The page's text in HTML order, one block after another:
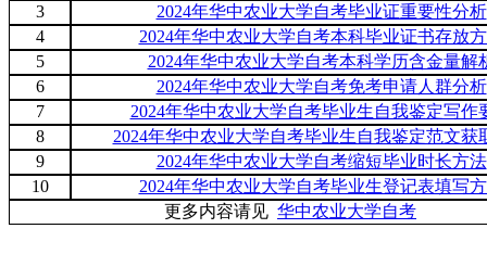
3
2024年华中农业大学自考毕业证重要性分析
4
2024年华中农业大学自考本科毕业证书存放
5
2024年华中农业大学自考本科学历含金量解
6
2024年华中农业大学自考免考申请人群分析
7
2024年华中农业大学自考毕业生自我鉴定写作
8
2024年华中农业大学自考毕业生自我鉴定范文获
9
2024年华中农业大学自考缩短毕业时长方法
10
2024年华中农业大学自考毕业生登记表填写
更多内容请见 华中农业大学自考